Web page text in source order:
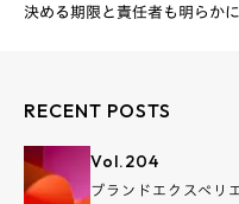
決める期限と責任者も明らかに
RECENT POSTS
Vol.204
ブランドエクスペリ